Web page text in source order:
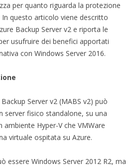
per quanto riguarda la protezione
In questo articolo viene descritto
Backup Server v2 e riporta le
usufruire dei benefici apportati
con Windows Server 2016.
Server v2 (MABS v2) può
server fisico standalone, su una
ambiente Hyper-V che VMWare
virtuale ospitata su Azure.
essere Windows Server 2012 R2, ma